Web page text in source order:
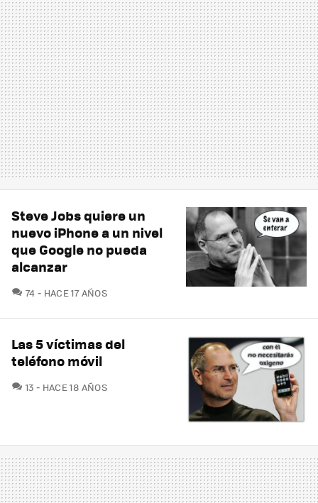
Steve Jobs quiere un
nuevo iPhone a un nivel
que Google no pueda
alcanzar
74 COMENTARIOS
HACE 17 AÑOS
Las 5 víctimas del
teléfono móvil
13 COMENTARIOS
HACE 18 AÑOS